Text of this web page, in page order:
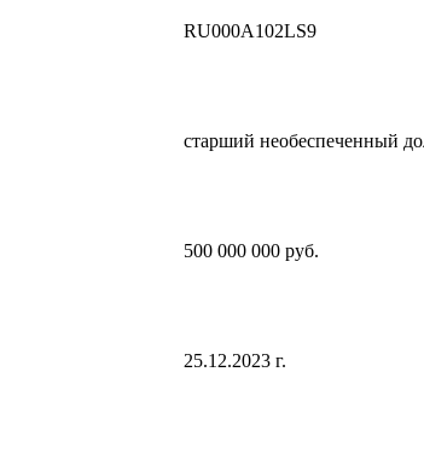
RU000A102LS9
старший необеспеченный
500 000 000 руб.
25.12.2023 г.